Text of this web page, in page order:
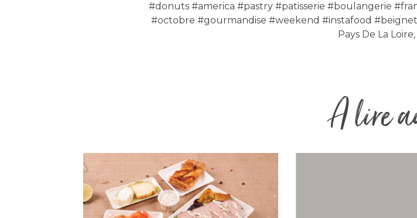
#donuts #america #pastry #patisserie #boulangerie
#octobre #gourmandise #weekend #instafood
Pays De La
A lire